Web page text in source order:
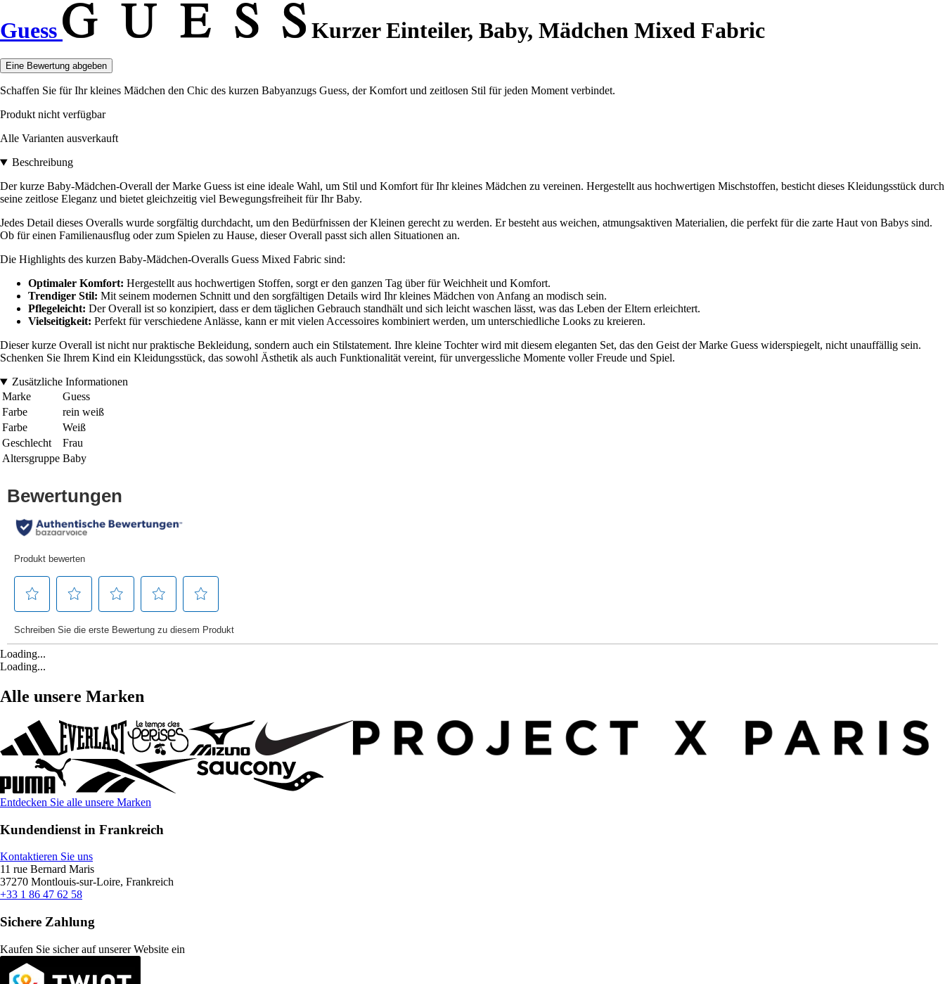
Guess Kurzer Einteiler, Baby, Mädchen Mixed Fabric
Eine Bewertung abgeben
Schaffen Sie für Ihr kleines Mädchen den Chic des kurzen Babyanzugs Guess, der Komfort und zeitlosen Stil für jeden Moment verbindet.
Produkt nicht verfügbar
Alle Varianten ausverkauft
Beschreibung
Der kurze Baby-Mädchen-Overall der Marke Guess ist eine ideale Wahl, um Stil und Komfort für Ihr kleines Mädchen zu vereinen. Hergestellt aus hochwertigen Mischstoffen, besticht dieses Kleidungsstück durch
seine zeitlose Eleganz und bietet gleichzeitig viel Bewegungsfreiheit für Ihr Baby.
Jedes Detail dieses Overalls wurde sorgfältig durchdacht, um den Bedürfnissen der Kleinen gerecht zu werden. Er besteht aus weichen, atmungsaktiven Materialien, die perfekt für die zarte Haut von Babys sind.
Ob für einen Familienausflug oder zum Spielen zu Hause, dieser Overall passt sich allen Situationen an.
Die Highlights des kurzen Baby-Mädchen-Overalls Guess Mixed Fabric sind:
Optimaler Komfort: Hergestellt aus hochwertigen Stoffen, sorgt er den ganzen Tag über für Weichheit und Komfort.
Trendiger Stil: Mit seinem modernen Schnitt und den sorgfältigen Details wird Ihr kleines Mädchen von Anfang an modisch sein.
Pflegeleicht: Der Overall ist so konzipiert, dass er dem täglichen Gebrauch standhält und sich leicht waschen lässt, was das Leben der Eltern erleichtert.
Vielseitigkeit: Perfekt für verschiedene Anlässe, kann er mit vielen Accessoires kombiniert werden, um unterschiedliche Looks zu kreieren.
Dieser kurze Overall ist nicht nur praktische Bekleidung, sondern auch ein Stilstatement. Ihre kleine Tochter wird mit diesem eleganten Set, das den Geist der Marke Guess widerspiegelt, nicht unauffällig sein.
Schenken Sie Ihrem Kind ein Kleidungsstück, das sowohl Ästhetik als auch Funktionalität vereint, für unvergessliche Momente voller Freude und Spiel.
Zusätzliche Informationen
Marke
Guess
Farbe
rein weiß
Farbe
Weiß
Geschlecht
Frau
Altersgruppe Baby
Loading...
Loading...
Alle unsere Marken
Entdecken Sie alle unsere Marken
Kundendienst in Frankreich
Kontaktieren Sie uns
11 rue Bernard Maris
37270 Montlouis-sur-Loire, Frankreich
+33 1 86 47 62 58
Sichere Zahlung
Kaufen Sie sicher auf unserer Website ein